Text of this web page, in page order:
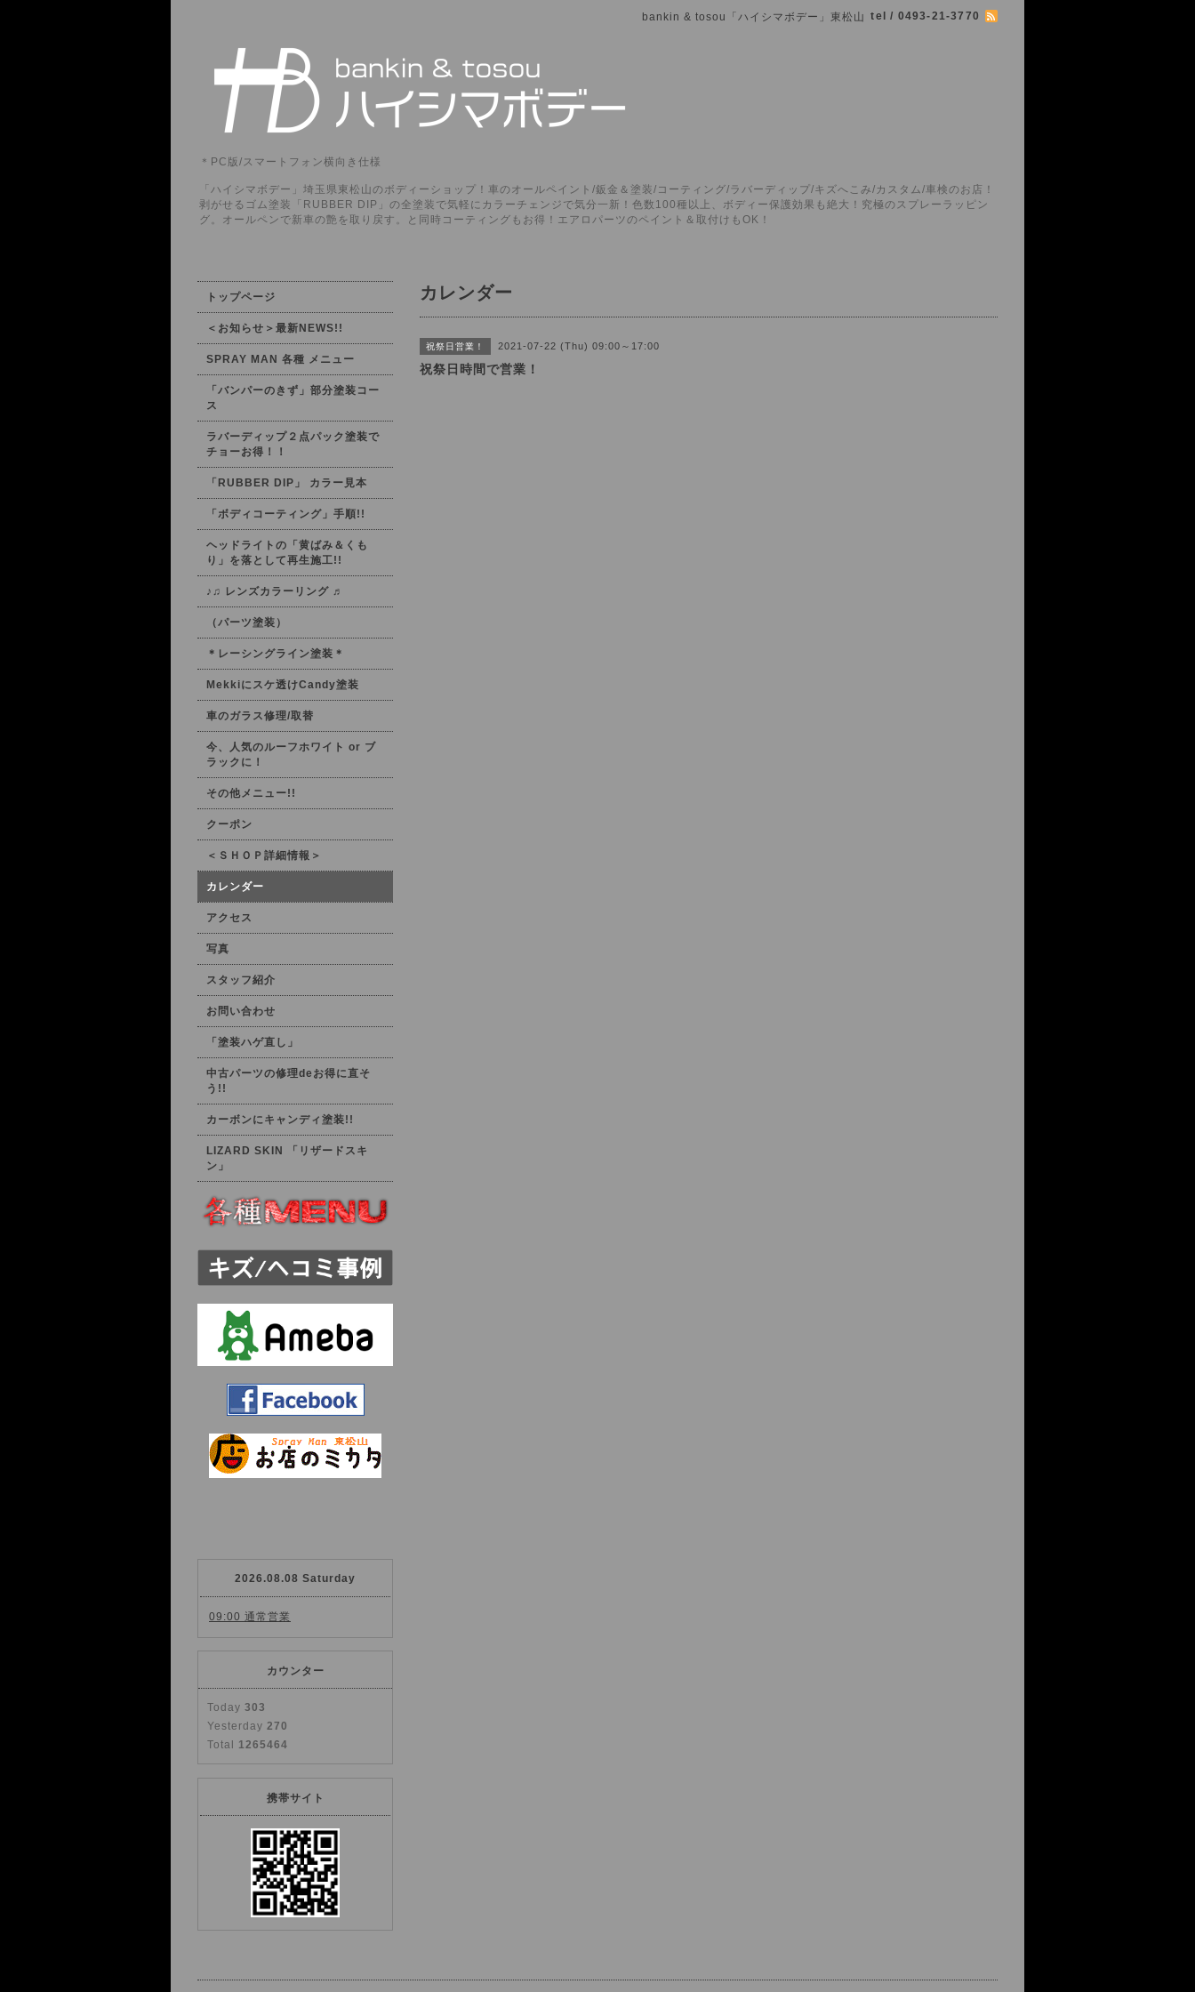
bankin & tosou「ハイシマボデー」東松山 tel / 0493-21-3770
＊PC版/スマートフォン横向き仕様
「ハイシマボデー」埼玉県東松山のボディーショップ！車のオールペイント/鈑金＆塗装/コーティング/ラバーディップ/キズへこみ/カスタム/車検のお店！
剥がせるゴム塗装「RUBBER DIP」の全塗装で気軽にカラーチェンジで気分一新！色数100種以上、ボディー保護効果も絶大！究極のスプレーラッピン
グ。オールペンで新車の艶を取り戻す。と同時コーティングもお得！エアロパーツのペイント＆取付けもOK！
カレンダー
祝祭日営業！ 2021-07-22 (Thu) 09:00～17:00
祝祭日時間で営業！
トップページ
＜お知らせ＞最新NEWS!!
SPRAY MAN 各種 メニュー
「バンパーのきず」部分塗装コー
ス
ラバーディップ２点パック塗装で
チョーお得！！
「RUBBER DIP」 カラー見本
「ボディコーティング」手順!!
ヘッドライトの「黄ばみ＆くも
り」を落として再生施工!!
♪♫ レンズカラーリング ♬
（パーツ塗装）
＊レーシングライン塗装＊
Mekkiにスケ透けCandy塗装
車のガラス修理/取替
今、人気のルーフホワイト or ブ
ラックに！
その他メニュー!!
クーポン
＜ＳＨＯＰ詳細情報＞
カレンダー
アクセス
写真
スタッフ紹介
お問い合わせ
「塗装ハゲ直し」
中古パーツの修理deお得に直そ
う!!
カーボンにキャンディ塗装!!
LIZARD SKIN 「リザードスキ
ン」
2026.08.08 Saturday
09:00 通常営業
カウンター
Today 303
Yesterday 270
Total 1265464
携帯サイト